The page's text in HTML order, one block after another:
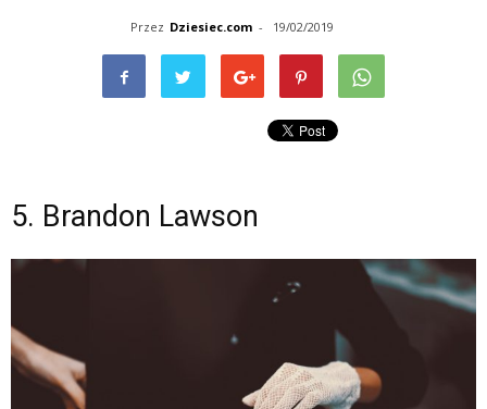
Przez Dziesiec.com - 19/02/2019
5. Brandon Lawson